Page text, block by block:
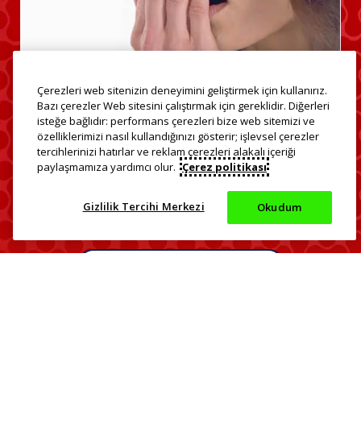
Ağız Kokusuna Neden
Olabilecek 6 Durum
Ağız kokusu neden olan faktörler ve alabileceğiniz
Çerezleri web sitenizin deneyimini geliştirmek için kullanırız.
Bazı çerezler Web sitesini çalıştırmak için gereklidir. Diğerleri
isteğe bağlıdır: performans çerezleri bize web sitemizi ve
özelliklerimizi nasıl kullandığınızı gösterir; işlevsel çerezler
tercihlerinizi hatırlar ve reklam çerezleri alakalı içeriği
paylaşmamıza yardımcı olur. Çerez politikası
Okudum
Gizlilik Tercihi Merkezi